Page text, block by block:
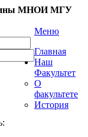
МНОИ МГУ
Меню
Главная
Наш
Факультет
О
факультете
История